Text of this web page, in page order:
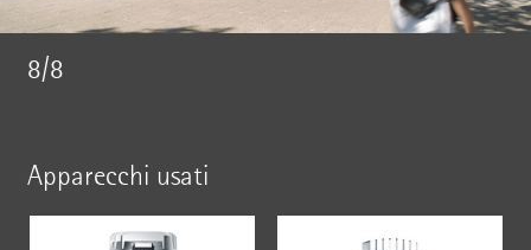
8/8
Apparecchi usati